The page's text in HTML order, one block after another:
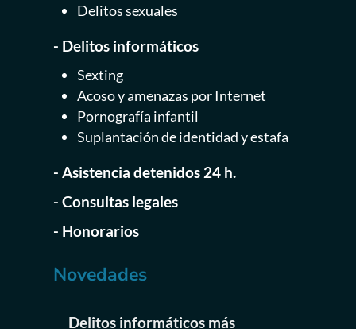
Delitos sexuales
- Delitos informáticos
Sexting
Acoso y amenazas por Internet
Pornografía infantil
Suplantación de identidad y estafa
- Asistencia detenidos 24 h.
- Consultas legales
- Honorarios
Novedades